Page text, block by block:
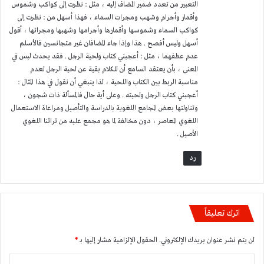
التعبير من تعدد ضمير المضاف إليه ، مثل : نظرت إلى كواكب وشموس
وأقمار وأجرام وشهب ومجرات السماء ، فهذا أسهل من : نظرت إلى
كواكب السماء وشموسها وأقمارها وأجرامها وشهبها ومجراتها ، أقول
أسهل وليس أفصح . هذا وإذا جاء المضافان غير متجانسين فالأسلم
عدم عطفهما ، مثل : أعجبني كتاب ولحية الرجل . فقد يحدث لبس في
المعنى ، بأن يعتقد السامع أن للكلام بقية عن لحية الرجل لعدم
مناسبة الربط بين الكتاب واللحية ، لذا ينبغي أن نقول في هذا المثال :
أعجبني كتاب الرجل ولحيته . وعلى أية حال فالمسألة ذات شجون ،
وتناولتها بعض المجامع اللغوية بالدراسة والتأصيل ومراعاة الاستعمال
اللغوي المعاصر ، دون مخالفة لما هو مجمع عليه من تراثنا اللغوي
الأصيل .
رد
اترك تعليقاً
لن يتم نشر عنوان بريدك الإلكتروني. الحقول الإلزامية مشار إليها بـ*